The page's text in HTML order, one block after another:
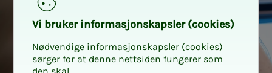
Vi bru­­­ker in­­­for­­­ma­­­sjons­­­kaps­­­­­ler (cookies)
Nødvendige informasjonskapsler (cookies)
sørger for at denne nettsiden fungerer som
den skal.